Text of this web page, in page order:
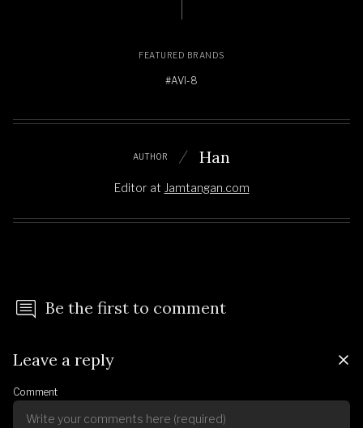
FEATURED BRANDS
#AVI-8
AUTHOR Han
Editor at Jamtangan.com
Be the first to comment
Leave a reply
Comment